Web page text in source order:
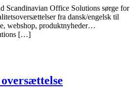
Scandinavian Office Solutions sørge for
fra dansk/engelsk til
webshop, produktnyheder…
[…]